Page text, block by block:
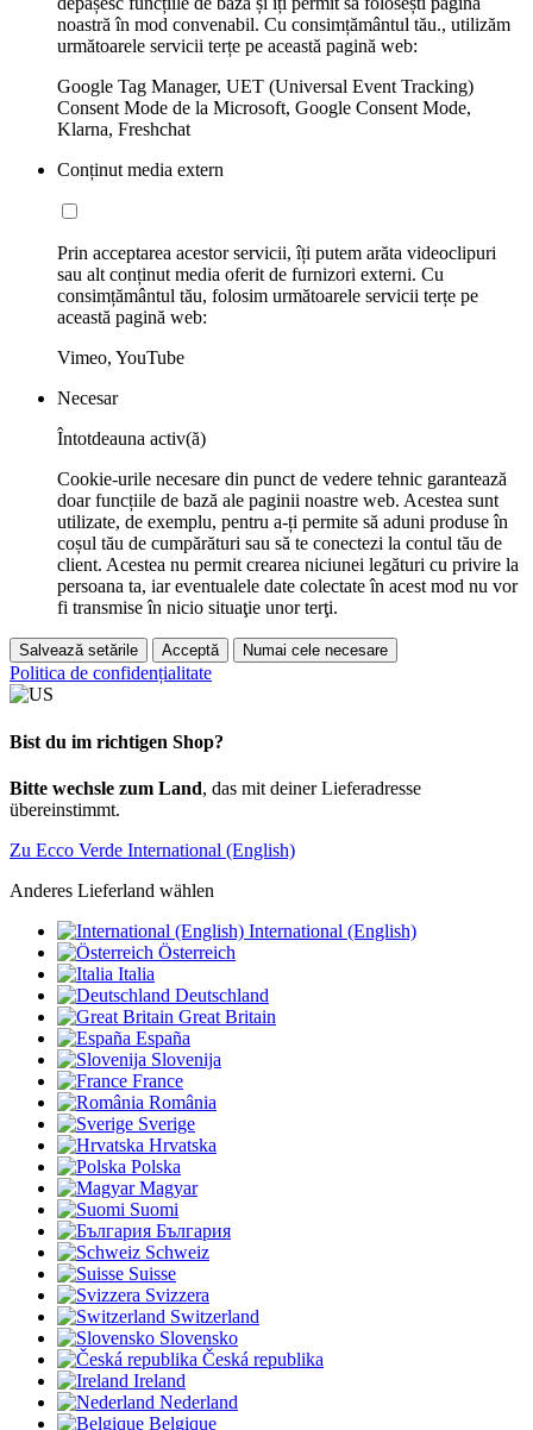
noastră în mod convenabil. Cu consimțământul tău., utilizăm
următoarele servicii terțe pe această pagină web:
Google Tag Manager, UET (Universal Event Tracking)
Consent Mode de la Microsoft, Google Consent Mode,
Klarna, Freshchat
Conținut media extern
Prin acceptarea acestor servicii, îți putem arăta videoclipuri
sau alt conținut media oferit de furnizori externi. Cu
consimțământul tău, folosim următoarele servicii terțe pe
această pagină web:
Vimeo, YouTube
Necesar
Întotdeauna activ(ă)
Cookie-urile necesare din punct de vedere tehnic garantează
doar funcțiile de bază ale paginii noastre web. Acestea sunt
utilizate, de exemplu, pentru a-ți permite să aduni produse în
coșul tău de cumpărături sau să te conectezi la contul tău de
client. Acestea nu permit crearea niciunei legături cu privire la
persoana ta, iar eventualele date colectate în acest mod nu vor
fi transmise în nicio situaţie unor terţi.
Salvează setările Acceptă Numai cele necesare
Politica de confidențialitate
Bist du im richtigen Shop?
Bitte wechsle zum Land, das mit deiner Lieferadresse
übereinstimmt.
Zu Ecco Verde International (English)
Anderes Lieferland wählen
International (English)
Österreich
Italia
Deutschland
Great Britain
España
Slovenija
France
România
Sverige
Hrvatska
Polska
Magyar
Suomi
България
Schweiz
Suisse
Svizzera
Switzerland
Slovensko
Česká republika
Ireland
Nederland
Belgique